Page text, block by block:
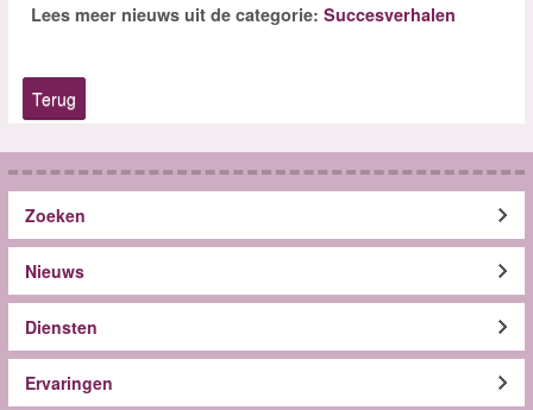
Lees meer nieuws uit de categorie: Succesverhalen
Terug
Zoeken
Nieuws
Diensten
Ervaringen